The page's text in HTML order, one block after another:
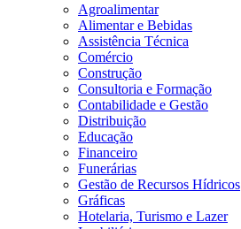
Agroalimentar
Alimentar e Bebidas
Assistência Técnica
Comércio
Construção
Consultoria e Formação
Contabilidade e Gestão
Distribuição
Educação
Financeiro
Funerárias
Gestão de Recursos Hídricos
Gráficas
Hotelaria, Turismo e Lazer